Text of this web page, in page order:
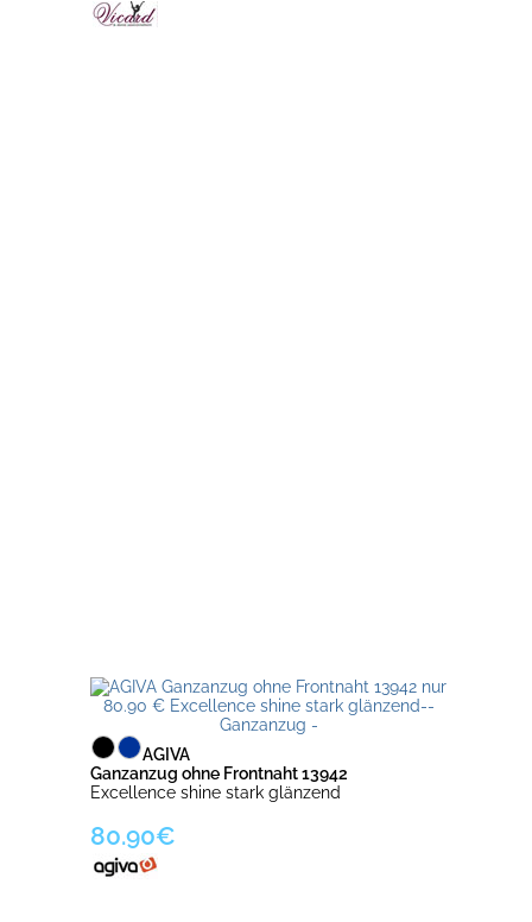
AGIVA
Ganzanzug ohne Frontnaht 13942
Excellence shine stark glänzend
80.90€